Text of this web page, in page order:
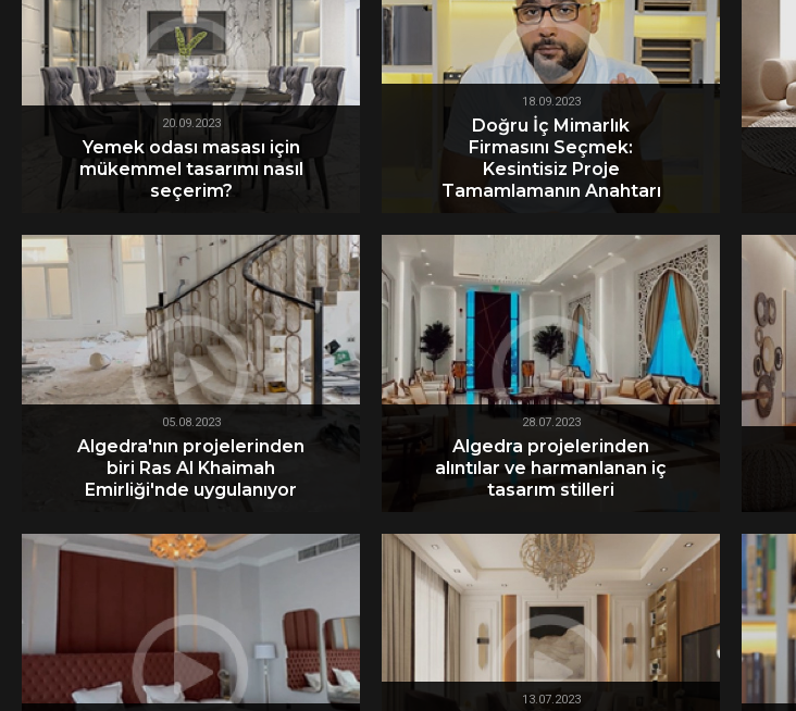
20.09.2023
Yemek odası masası için
mükemmel tasarımı nasıl
seçerim?
18.09.2023
Doğru İç Mimarlık
Firmasını Seçmek:
Kesintisiz Proje
Tamamlamanın Anahtarı
05.08.2023
Algedra'nın projelerinden
biri Ras Al Khaimah
Emirliği'nde uygulanıyor
28.07.2023
Algedra projelerinden
alıntılar ve harmanlanan iç
tasarım stilleri
13.07.2023